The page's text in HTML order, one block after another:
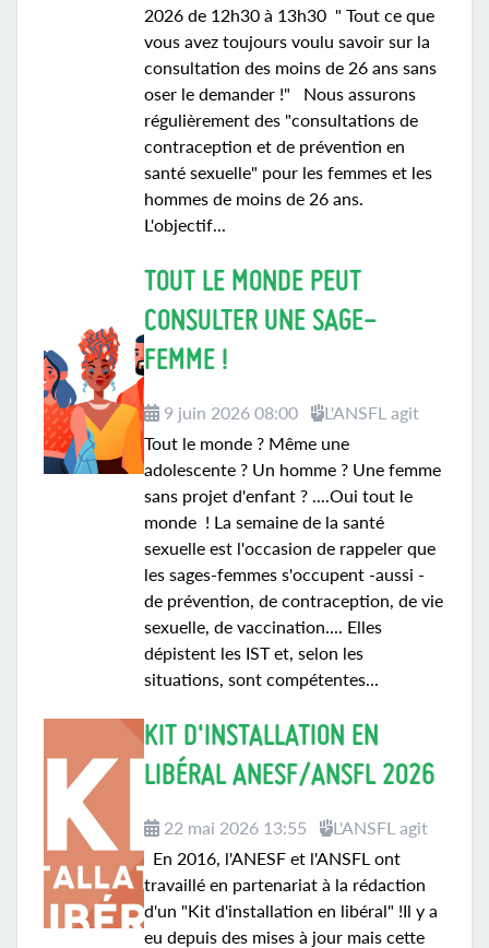
2026 de 12h30 à 13h30 " Tout ce que
vous avez toujours voulu savoir sur la
consultation des moins de 26 ans sans
oser le demander !" Nous assurons
régulièrement des "consultations de
contraception et de prévention en
santé sexuelle" pour les femmes et les
hommes de moins de 26 ans.
L'objectif...
TOUT LE MONDE PEUT
CONSULTER UNE SAGE-
FEMME !
9 juin 2026 08:00
L'ANSFL agit
Tout le monde ? Même une
adolescente ? Un homme ? Une femme
sans projet d'enfant ? ....Oui tout le
monde ! La semaine de la santé
sexuelle est l'occasion de rappeler que
les sages-femmes s'occupent -aussi -
de prévention, de contraception, de vie
sexuelle, de vaccination.... Elles
dépistent les IST et, selon les
situations, sont compétentes...
KIT D'INSTALLATION EN
LIBÉRAL ANESF/ANSFL 2026
22 mai 2026 13:55
L'ANSFL agit
En 2016, l'ANESF et l'ANSFL ont
travaillé en partenariat à la rédaction
d'un "Kit d'installation en libéral" !Il y a
eu depuis des mises à jour mais cette